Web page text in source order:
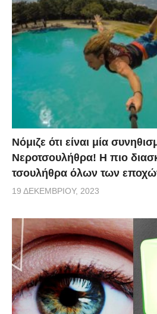
Νόμιζε ότι είναι μία
Νεροτσουλήθρα! Η πιο
τσουλήθρα όλων των
19 ΔΕΚΕΜΒΡΊΟΥ, 2023